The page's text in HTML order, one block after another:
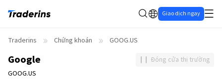
Giao dịch ngay
Traderins Chứng khoán GOOG.US
Google
Đóng cửa thị trường
GOOG.US